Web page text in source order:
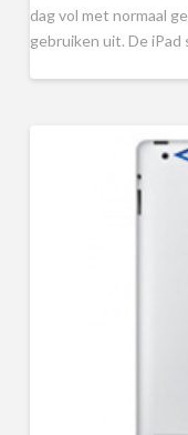
dag vol met normaal
gebruiken uit. De iPad